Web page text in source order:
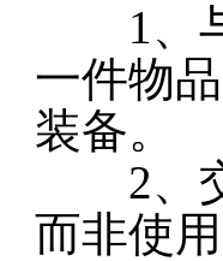
1、与
一件物
装备。
2、交
而非使